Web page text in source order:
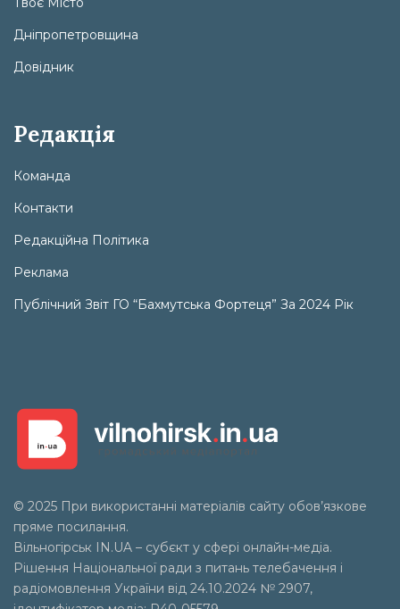
Дніпропетровщина
Довідник
Редакція
Команда
Контакти
Редакційна Політика
Реклама
Публічний Звіт ГО “Бахмутська Фортеця” За 2024 Рік
© 2025 При використанні матеріалів сайту обов’язкове
пряме посилання.
Вільногірськ IN.UA – субєкт у сфері онлайн-медіа.
Рішення Національної ради з питань телебачення і
радіомовлення України від 24.10.2024 № 2907,